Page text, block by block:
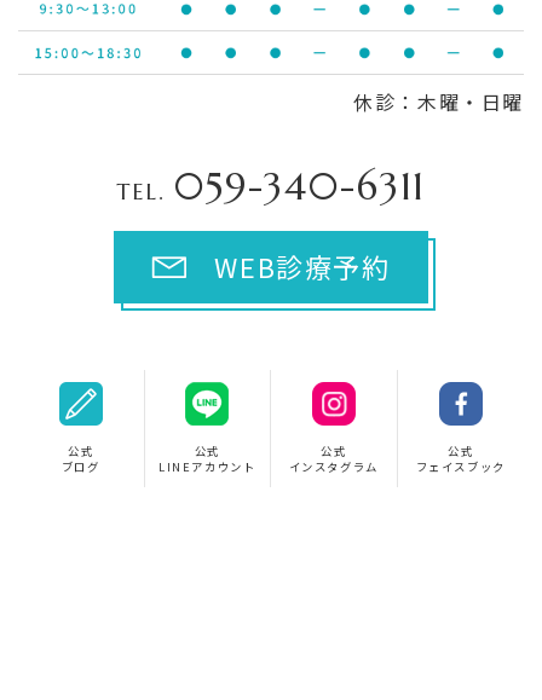
休診：木曜・日曜
TEL. 059-340-6311
WEB診療予約
公式
ブログ
公式
LINEアカウント
公式
インスタグラム
公式
フェイスブック